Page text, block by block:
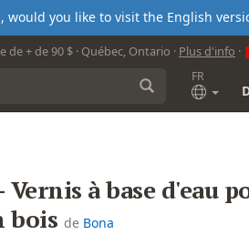
you like to visit the English
+ de 90 $ · Québec, Ontario · Plus d'info ·
FR
Vernis à base d'eau
bois de Bona